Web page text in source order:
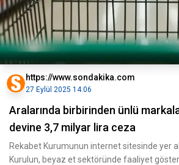
https://www.sondakika.com
27 Eylül 2025 14:06
Aralarında birbirinden ünlü
devine 3,7 milyar lira ceza
Rekabet Kurumunun internet sitesinde yer
Kurulun, beyaz et sektöründe faaliyet